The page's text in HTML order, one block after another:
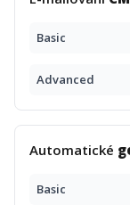
Basic
Advanced
Automatické
Basic